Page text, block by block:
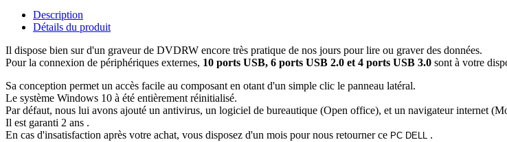
Description
Détails du produit
Il dispose bien sur d'un graveur de DVDRW encore très pratique de nos jours pour lire ou graver des données.
Pour la connexion de périphériques externes, 10 ports USB, 6 ports USB 2.0 et 4 ports USB 3.0 sont à votre
Sa conception permet un accès facile au composant en otant d'un simple clic le panneau latéral.
Le système Windows 10 à été entièrement réinitialisé.
Par défaut, nous lui avons ajouté un antivirus, un logiciel de bureautique (Open office), et un navigateur internet
Il est garanti 2 ans .
En cas d'insatisfaction après votre achat, vous disposez d'un mois pour nous retourner ce PC DELL .